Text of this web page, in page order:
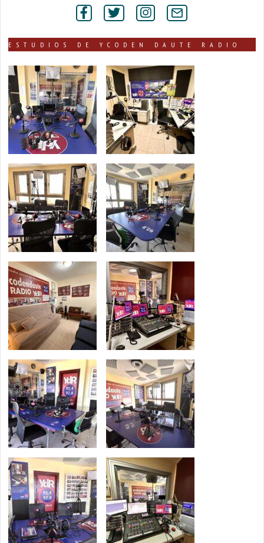
ESTUDIOS DE YCODEN DAUTE RADIO